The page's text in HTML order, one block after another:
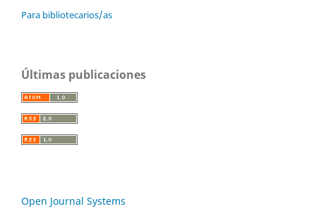
Para bibliotecarios/as
Últimas publicaciones
Open Journal Systems